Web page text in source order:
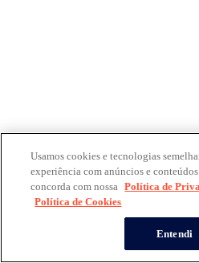
Usamos cookies e tecnologias
experiência com anúncios e
concorda com nossa Política de
Política de Cookies
Entendi